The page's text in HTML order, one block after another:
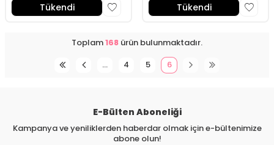
Tükendi Tükendi
Toplam168 ürün bulunmaktadır.
…
4 5 6
E-Bülten Aboneliği
Kampanya ve yeniliklerden haberdar olmak için e-bültenimize
abone olun!